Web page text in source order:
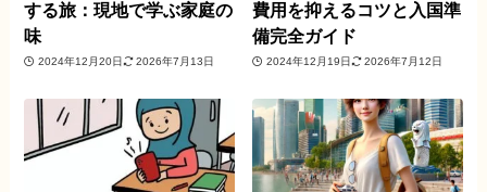
する旅：現地で学ぶ家庭の
味
2024年12月20日 2026年7月13日
費用を抑えるコツと入国準
備完全ガイド
2024年12月19日 2026年7月12日